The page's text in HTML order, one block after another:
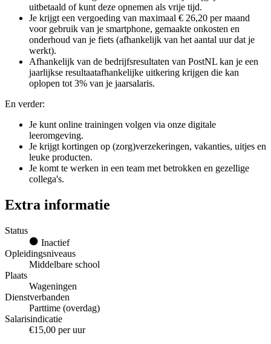
uitbetaald of kunt deze opnemen als vrije tijd.
Je krijgt een vergoeding van maximaal € 26,20 per maand
voor gebruik van je smartphone, gemaakte onkosten en
onderhoud van je fiets (afhankelijk van het aantal uur dat je
werkt).
Afhankelijk van de bedrijfsresultaten van PostNL kan je een
jaarlijkse resultaatafhankelijke uitkering krijgen die kan
oplopen tot 3% van je jaarsalaris.
En verder:
Je kunt online trainingen volgen via onze digitale
leeromgeving.
Je krijgt kortingen op (zorg)verzekeringen, vakanties, uitjes en
leuke producten.
Je komt te werken in een team met betrokken en gezellige
collega's.
Extra informatie
Status
Inactief
Opleidingsniveaus
Middelbare school
Plaats
Wageningen
Dienstverbanden
Parttime (overdag)
Salarisindicatie
€15,00 per uur